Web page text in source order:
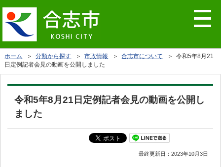
ホーム ＞分類から探す ＞市政情報 ＞合志市について
＞ 令和5年8月21
日定例記者会見の動画を公開しました
令和5年8月21日定例記者会見の動画を公開し
ました
最終更新日：2023年10月3日